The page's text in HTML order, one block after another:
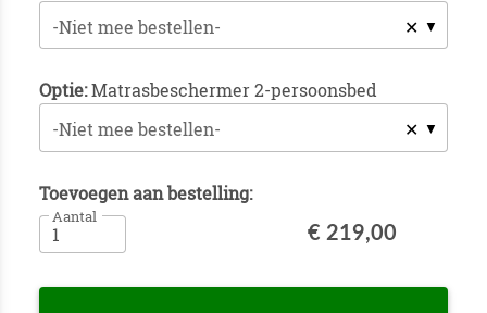
✕
-Niet mee bestellen-
Optie:Matrasbeschermer 2-persoonsbed
✕
-Niet mee bestellen-
Toevoegen aan bestelling:
Aantal
€ 219,00